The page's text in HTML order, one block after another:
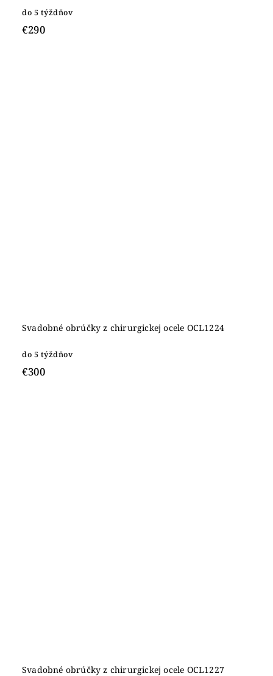
do 5 týždňov
€290
Svadobné obrúčky z chirurgickej ocele OCL1224
do 5 týždňov
€300
Svadobné obrúčky z chirurgickej ocele OCL1227